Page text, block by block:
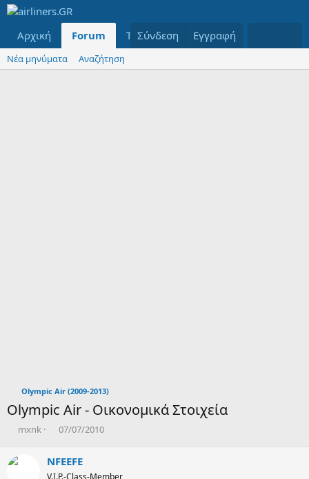
Αρχική Forum Τελευταία μηνύματα
Σύνδεση Εγγραφή
Νέα μηνύματα Αναζήτηση
Olympic Air (2009-2013)
Olympic Air - Οικονομικά Στοιχεία
T
e
mxnk
Η
ρ
07/07/2010
NFEEFE
V.I.P.-Class-Member